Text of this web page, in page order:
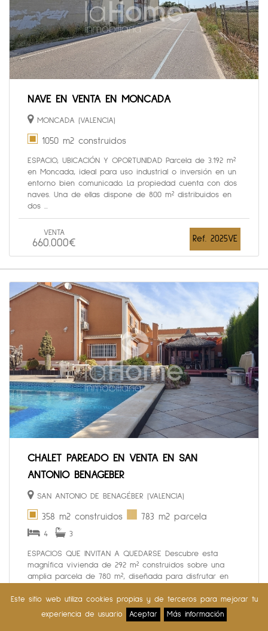
NAVE EN VENTA EN MONCADA
MONCADA (VALENCIA)
1050 m2 construidos
ESPACIO, UBICACIÓN Y OPORTUNIDAD Parcela de 3.192 m²
en Moncada, ideal para uso industrial o inversión en un
entorno bien comunicado. La propiedad cuenta con dos
naves. Una de ellas dispone de 800 m² distribuidos en
dos ...
VENTA
660.000€ Ref. 2025VE
CHALET PAREADO EN VENTA EN SAN
ANTONIO BENAGEBER
SAN ANTONIO DE BENAGÉBER (VALENCIA)
358 m2 construidos 783 m2 parcela
4 3
ESPACIOS QUE INVITAN A QUEDARSE Descubre esta
magnífica vivienda de 292 m² construidos sobre una
amplia parcela de 780 m², diseñada para disfrutar en
tranquilidad. Al a...
SOLICITA MÁS INFORMACIÓN
Este sitio web utiliza cookies propias y de terceros para mejorar tu
experiencia de usuario
Aceptar Más información